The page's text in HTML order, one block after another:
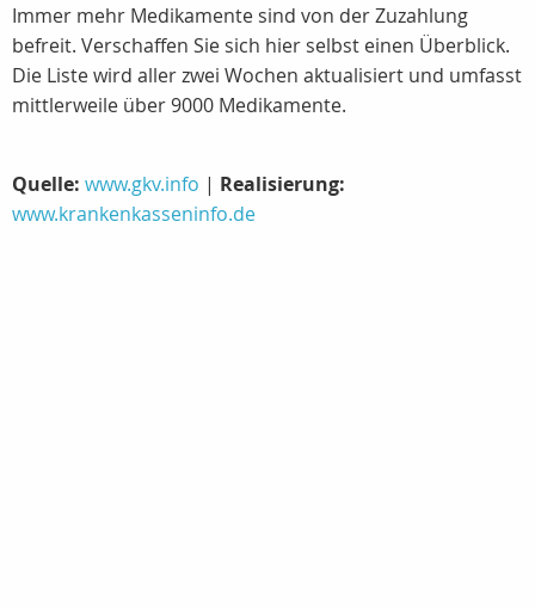
Immer mehr Medikamente sind von der Zuzahlung
befreit. Verschaffen Sie sich hier selbst einen Überblick.
Die Liste wird aller zwei Wochen aktualisiert und umfasst
mittlerweile über 9000 Medikamente.
Quelle: www.gkv.info | Realisierung:
www.krankenkasseninfo.de